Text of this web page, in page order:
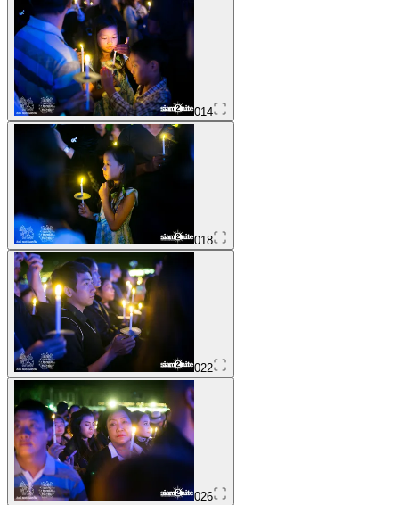
014
018
022
026